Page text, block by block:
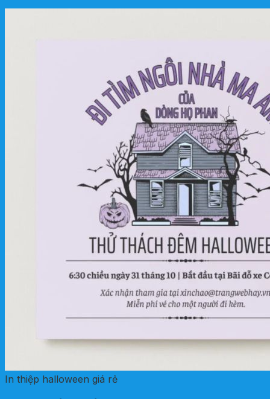
In thiệp halloween giá rẻ